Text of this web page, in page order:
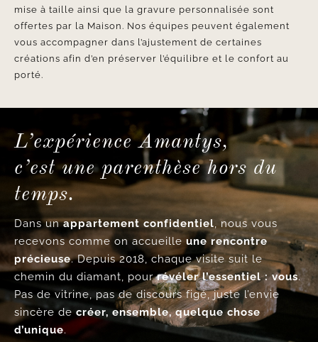
mise à taille ainsi que la gravure personnalisée sont
offertes par la Maison. Nos équipes peuvent également
vous accompagner dans l’ajustement de certaines
créations afin d’en préserver l’équilibre et le confort au
porté.
L’expérience Amantys,
c’est une parenthèse hors du
temps.
Dans unappartement confidentiel, nous vous
recevons comme on accueille une rencontre
précieuse. Depuis 2018, chaque visite suit le
chemin du diamant, pourrévéler l’essentiel : vous.
Pas de vitrine, pas de discours figé, juste l’envie
sincère de créer, ensemble, quelque chose
d’unique.